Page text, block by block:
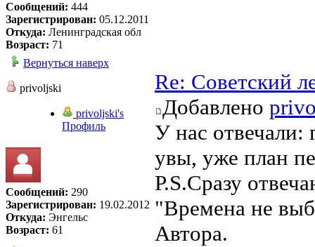
Сообщений: 444
Зарегистрирован: 05.12.2011
Откуда: Ленинградская обл
Возраст: 71
Вернуться наверх
privoljski
privoljski's
Профиль
Сообщений: 290
Зарегистрирован: 19.02.2012
Откуда: Энгельс
Возраст: 61
Re: Советский
Добавлено
У нас отвечали:
увы, уже план
Р.S.Сразу
"Времена не
Автора.